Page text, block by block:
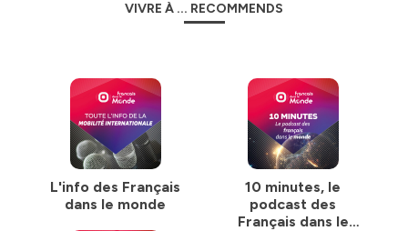
VIVRE À ... RECOMMENDS
L'info des Français
dans le monde
10 minutes, le
podcast des
Français dans le